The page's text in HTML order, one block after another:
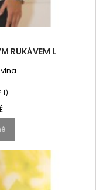
RUKÁVEM L